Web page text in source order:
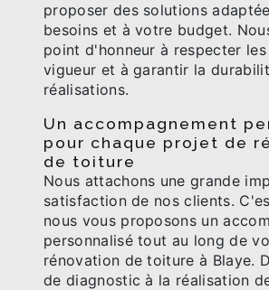
proposer des solutions
besoins et à votre budget.
point d'honneur à respecter
vigueur et à garantir la
réalisations.
Un accompagnement
pour chaque projet de
de toiture
Nous attachons une grande
satisfaction de nos clients.
nous vous proposons un
personnalisé tout au long de
rénovation de toiture à Blaye.
de diagnostic à la réalisation